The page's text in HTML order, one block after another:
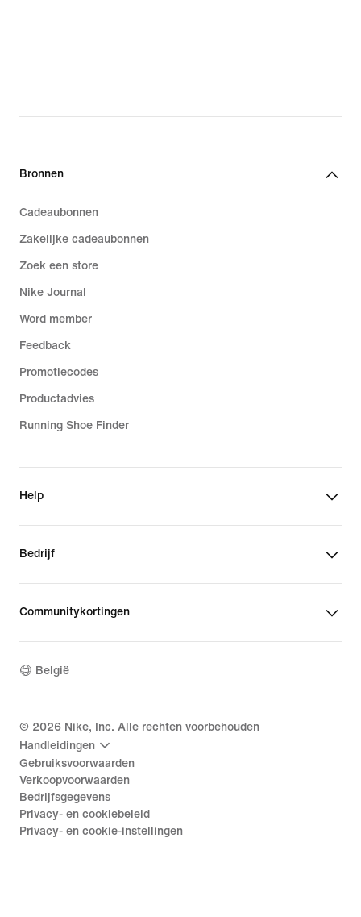
Bronnen
Cadeaubonnen
Zakelijke cadeaubonnen
Zoek een store
Nike Journal
Word member
Feedback
Promotiecodes
Productadvies
Running Shoe Finder
Help
Bedrijf
Communitykortingen
België
© 2026 Nike, Inc. Alle rechten voorbehouden
Handleidingen
Gebruiksvoorwaarden
Verkoopvoorwaarden
Bedrijfsgegevens
Privacy- en cookiebeleid
Privacy- en cookie-instellingen